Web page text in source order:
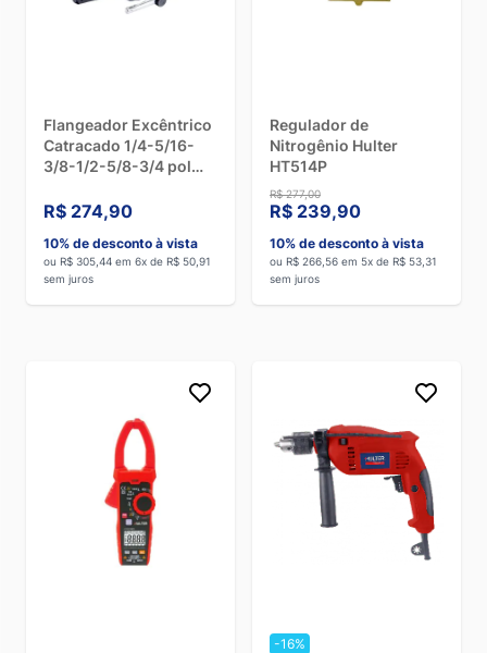
Flangeador Excêntrico
Catracado 1/4-5/16-
3/8-1/2-5/8-3/4 pol
R$ 274,90
10% de desconto à vista
ou R$ 305,44 em 6x de R$ 50,91
sem juros
Regulador de
Nitrogênio Hulter
HT514P
R$ 277,00
R$ 239,90
10% de desconto à vista
ou R$ 266,56 em 5x de R$ 53,31
sem juros
-16%